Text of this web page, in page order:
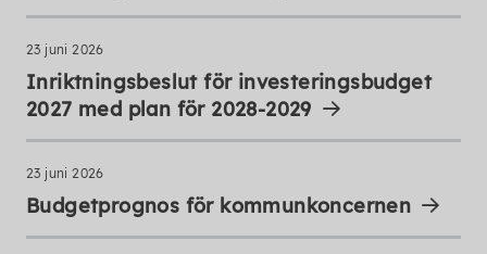
23 juni 2026
Inriktningsbeslut för investeringsbudget
2027 med plan för 2028-2029
23 juni 2026
Budgetprognos för kommunkoncernen